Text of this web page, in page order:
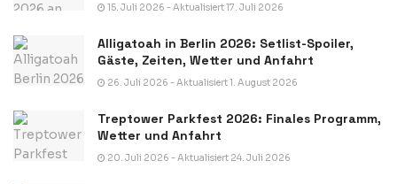
15. Juli 2026 - Aktualisiert 17. Juli 2026
Alligatoah in Berlin 2026: Setlist-Spoiler,
Gäste, Zeiten, Wetter und Anfahrt
26. Juli 2026 - Aktualisiert 1. August 2026
Treptower Parkfest 2026: Finales Programm,
Wetter und Anfahrt
20. Juli 2026 - Aktualisiert 24. Juli 2026